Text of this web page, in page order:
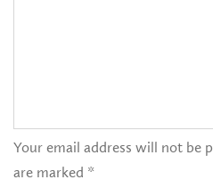
Your email address will not be
are marked *